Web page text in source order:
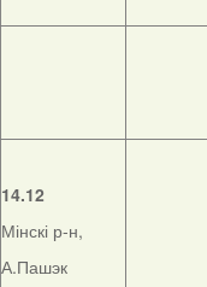
14.12
Мінскі р-н,
А.Пашэк